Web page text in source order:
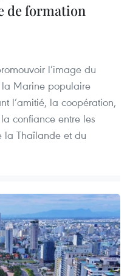
de formation
l’image du
Marine populaire
l’amitié, la coopération,
confiance entre les
la Thaïlande et du